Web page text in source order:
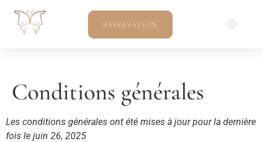
RESERVATION
Conditions générales
Les conditions générales ont été mises à jour pour la dernière
fois le juin 26, 2025